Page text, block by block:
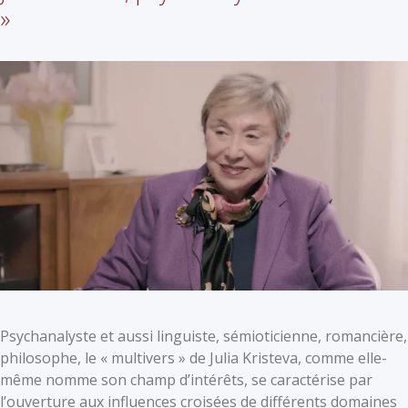
»
Psychanalyste et aussi linguiste, sémioticienne, romancière,
philosophe, le « multivers » de Julia Kristeva, comme elle-
même nomme son champ d’intérêts, se caractérise par
l’ouverture aux influences croisées de différents domaines